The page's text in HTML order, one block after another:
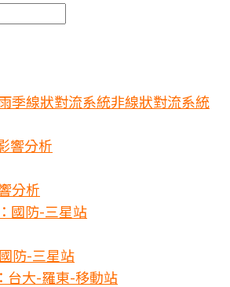
季線狀對流系統非線狀對流系統
分析
防-三星站